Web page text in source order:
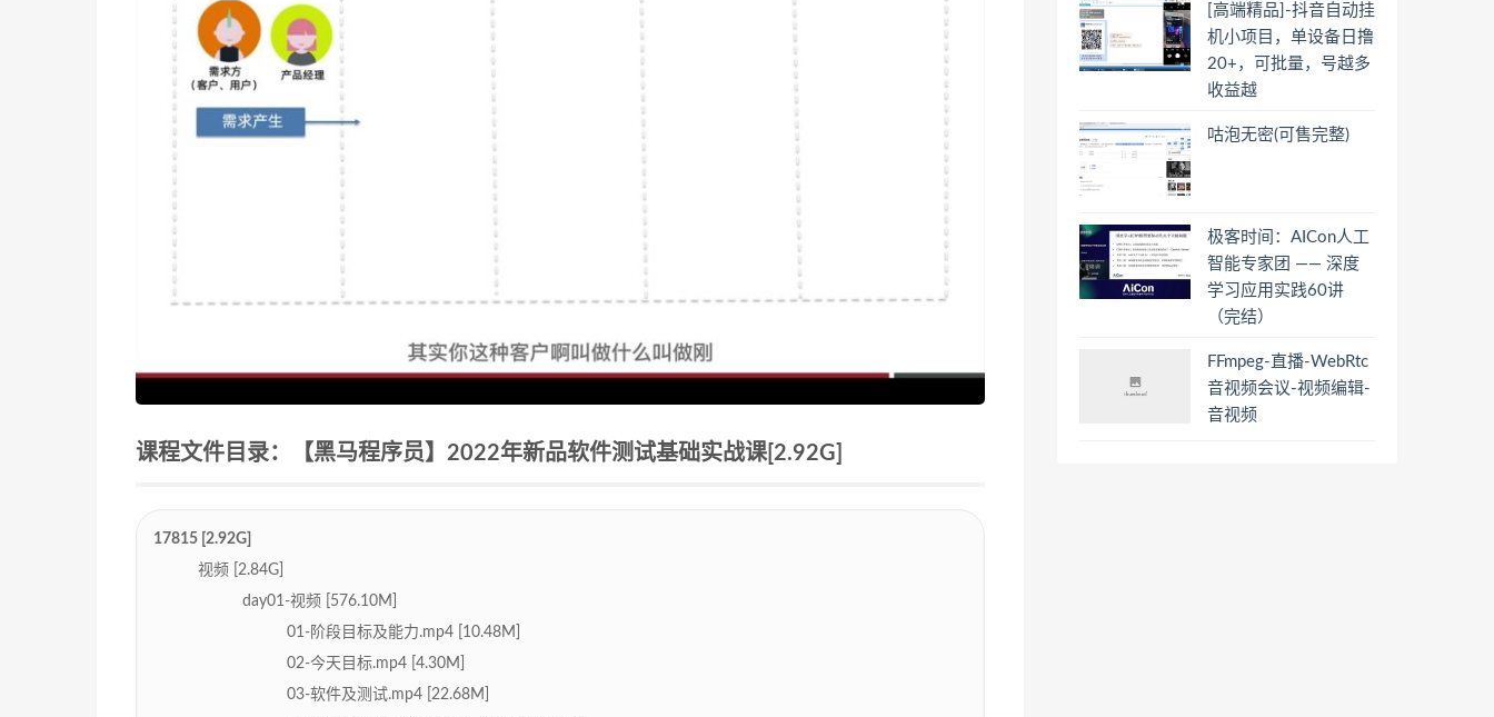
课程文件目录：【黑马程序员】2022年新品软件测试基础实战课[2.92G]
17815 [2.92G]
视频 [2.84G]
day01-视频 [576.10M]
01-阶段目标及能力.mp4 [10.48M]
02-今天目标.mp4 [4.30M]
03-软件及测试.mp4 [22.68M]
[高端精品]-抖音自动挂
机小项目，单设备日撸
20+，可批量，号越多
收益越
咕泡无密(可售完整)
极客时间：AICon人工
智能专家团 —— 深度
学习应用实践60讲
（完结）
FFmpeg-直播-WebRtc
音视频会议-视频编辑-
音视频